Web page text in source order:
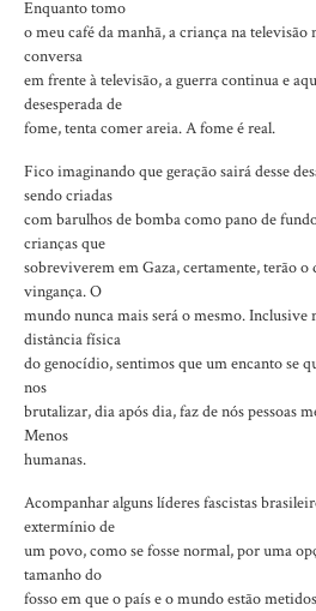
Enquanto tomo
o meu café da manhã, a criança na
conversa
em frente à televisão, a guerra continua e
desesperada de
fome, tenta comer areia. A fome é real.
Fico imaginando que geração sairá desse
sendo criadas
com barulhos de bomba como pano de
crianças que
sobreviverem em Gaza, certamente, terão
vingança. O
mundo nunca mais será o mesmo. Inclusive
distância física
do genocídio, sentimos que um encanto se
nos
brutalizar, dia após dia, faz de nós pessoas
Menos
humanas.
Acompanhar alguns líderes fascistas
extermínio de
um povo, como se fosse normal, por uma
tamanho do
fosso em que o país e o mundo estão